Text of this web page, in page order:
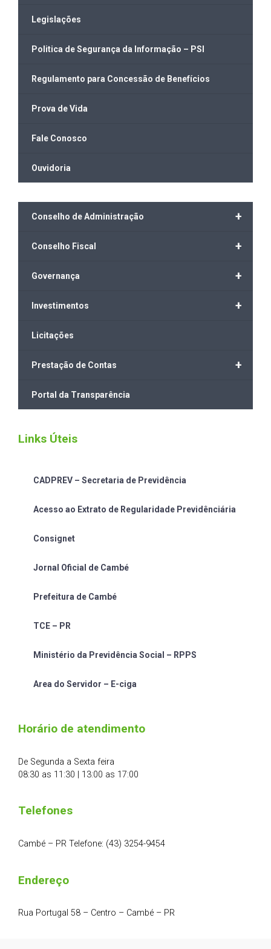
Legislações
Politica de Segurança da Informação – PSI
Regulamento para Concessão de Benefícios
Prova de Vida
Fale Conosco
Ouvidoria
+
Conselho de Administração
+
Conselho Fiscal
+
Governança
+
Investimentos
Licitações
+
Prestação de Contas
Portal da Transparência
Links Úteis
CADPREV – Secretaria de Previdência
Acesso ao Extrato de Regularidade Previdênciária
Consignet
Jornal Oficial de Cambé
Prefeitura de Cambé
TCE – PR
Ministério da Previdência Social – RPPS
Area do Servidor – E-ciga
Horário de atendimento
De Segunda a Sexta feira
08:30 as 11:30 | 13:00 as 17:00
Telefones
Cambé – PR Telefone: (43) 3254-9454
Endereço
Rua Portugal 58 – Centro – Cambé – PR